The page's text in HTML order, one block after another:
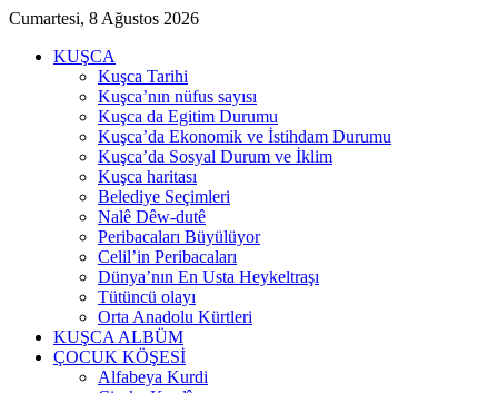
Cumartesi, 8 Ağustos 2026
KUŞCA
Kuşca Tarihi
Kuşca’nın nüfus sayısı
Kuşca da Egitim Durumu
Kuşca’da Ekonomik ve İstihdam Durumu
Kuşca’da Sosyal Durum ve İklim
Kuşca haritası
Belediye Seçimleri
Nalê Dêw-dutê
Peribacaları Büyülüyor
Celil’in Peribacaları
Dünya’nın En Usta Heykeltraşı
Tütüncü olayı
Orta Anadolu Kürtleri
KUŞCA ALBÜM
ÇOCUK KÖŞESİ
Alfabeya Kurdi